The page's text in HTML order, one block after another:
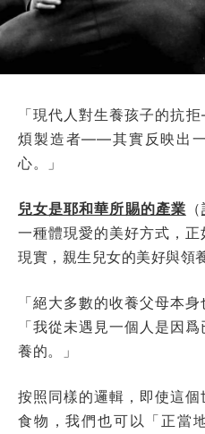
「現代人對生養孩子的抗
煩製造者——其實反映出
心。」
兒女是耶和華所賜的產業 （
一種體現愛的美好方式，
現實，親生兒女的美好與領
「絕大多數的收養父母本
「我從未遇見一個人是因
養的。」
按照同樣的邏輯，即使這
食物，我們也可以「正當